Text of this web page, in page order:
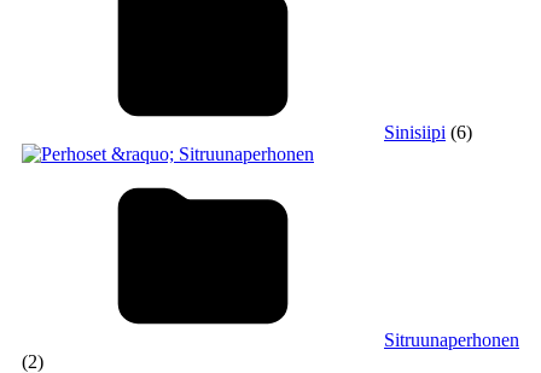
Sinisiipi (6)
Sitruunaperhonen
(2)